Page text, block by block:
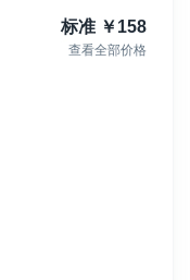
标准 ￥158
查看全部价格